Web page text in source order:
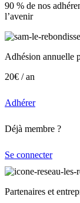
90 % de nos
l’avenir
Adhésion annuelle
20€ / an
Adhérer
Déjà membre ?
Se connecter
Partenaires et